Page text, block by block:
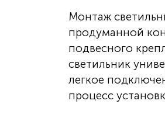
Монтаж
продуманной
подвесного
светильник
легкое
процесс